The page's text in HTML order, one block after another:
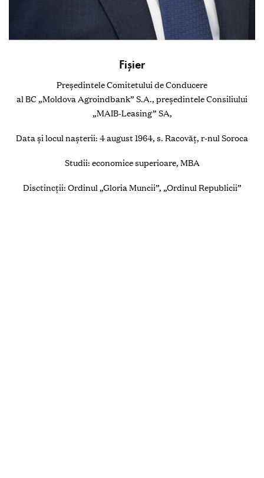
Fişier
Preşedintele Comitetului de Conducere
al BC „Moldova Agroindbank” S.A., preşedintele Consiliului
„MAIB-Leasing” SA,
Data şi locul naşterii: 4 august 1964, s. Racovăţ, r-nul Soroca
Studii: economice superioare, MBA
Disctincţii: Ordinul „Gloria Muncii”, „Ordinul Republicii”